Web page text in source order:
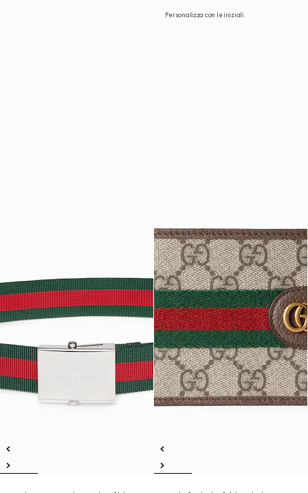
Personalizza con le iniziali